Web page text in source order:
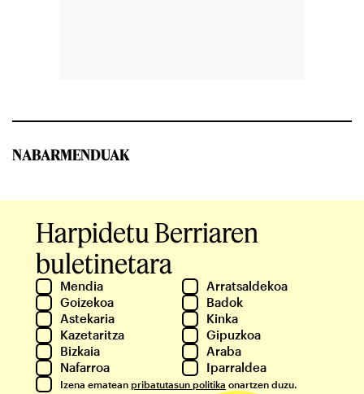
NABARMENDUAK
Harpidetu Berriaren
buletinetara
Mendia
Arratsaldekoa
Goizekoa
Badok
Astekaria
Kinka
Kazetaritza
Gipuzkoa
Bizkaia
Araba
Nafarroa
Iparraldea
Izena ematean pribatutasun politika onartzen duzu.